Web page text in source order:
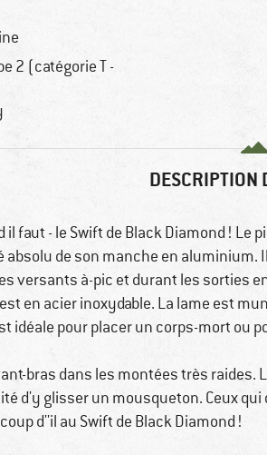
2 (catégorie T -
DESCRIPTION
faut - le Swift de Black Diamond ! Le
de son manche en aluminium.
versants à-pic et durant les sorties
en acier inoxydable. La lame est
idéale pour placer un corps-mort ou
bras dans les montées très raides.
d'y glisser un mousqueton. Ceux
d''il au Swift de Black Diamond !